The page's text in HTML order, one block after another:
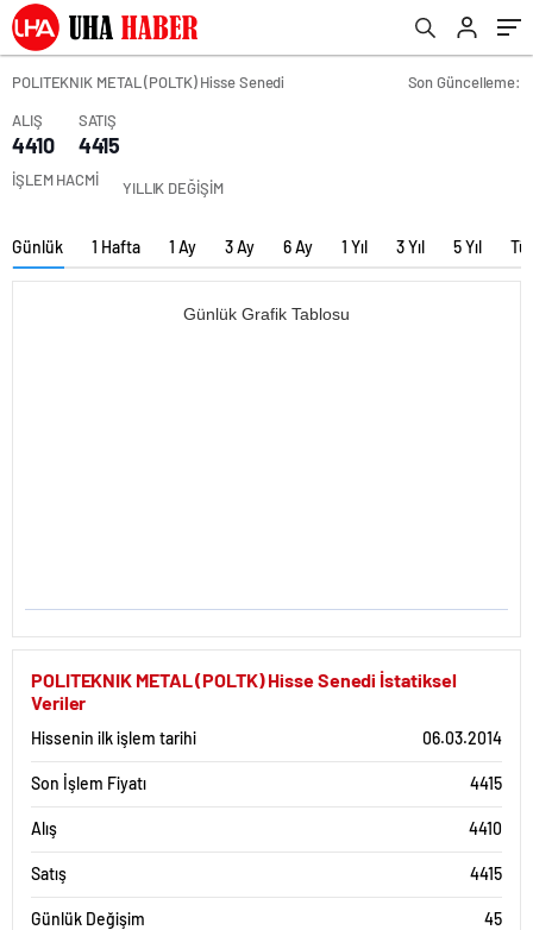
POLITEKNIK METAL (POLTK) Hisse Senedi
Son Güncelleme:
ALIŞ
4410
SATIŞ
4415
İŞLEM HACMİ YILLIK DEĞİŞİM
Günlük 1 Hafta 1 Ay 3 Ay 6 Ay 1 Yıl 3 Yıl 5 Yıl
Günlük Grafik Tablosu
POLITEKNIK METAL (POLTK) Hisse Senedi İstatiksel
Veriler
Hissenin ilk işlem tarihi 06.03.2014
Son İşlem Fiyatı 4415
Alış 4410
Satış 4415
Günlük Değişim 45